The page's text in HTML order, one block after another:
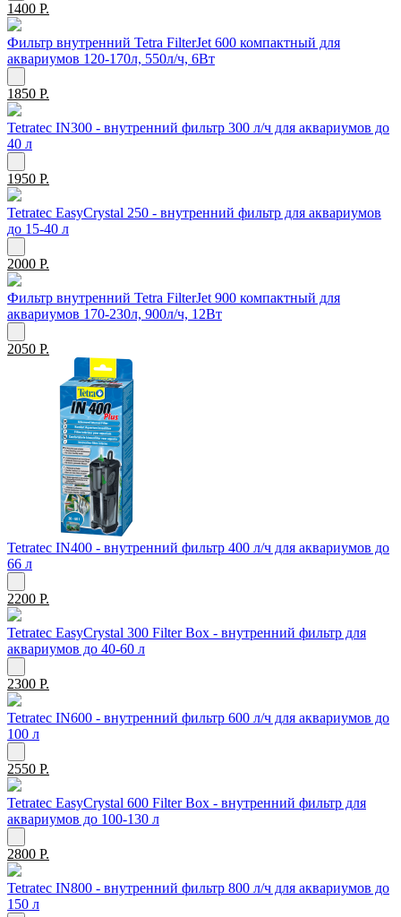
1400 Р.
Фильтр внутренний Tetra FilterJet 600 компактный для
аквариумов 120-170л, 550л/ч, 6Вт
1850 Р.
Tetratec IN300 - внутренний фильтр 300 л/ч для аквариумов до
40 л
1950 Р.
Tetratec EasyCrystal 250 - внутренний фильтр для аквариумов
до 15-40 л
2000 Р.
Фильтр внутренний Tetra FilterJet 900 компактный для
аквариумов 170-230л, 900л/ч, 12Вт
2050 Р.
Tetratec IN400 - внутренний фильтр 400 л/ч для аквариумов до
66 л
2200 Р.
Tetratec EasyCrystal 300 Filter Box - внутренний фильтр для
аквариумов до 40-60 л
2300 Р.
Tetratec IN600 - внутренний фильтр 600 л/ч для аквариумов до
100 л
2550 Р.
Tetratec EasyCrystal 600 Filter Box - внутренний фильтр для
аквариумов до 100-130 л
2800 Р.
Tetratec IN800 - внутренний фильтр 800 л/ч для аквариумов до
150 л